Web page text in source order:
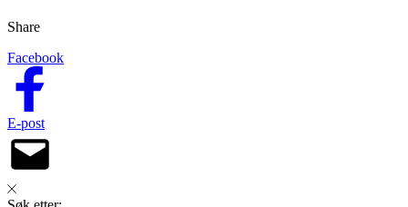
Share
Facebook
E-post